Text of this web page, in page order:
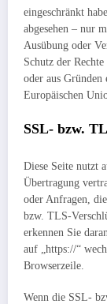
eingeschränkt
abgesehen – nur
Ausübung oder
Schutz der
oder aus
Europäischen
SSL- bzw.
Diese Seite nutzt
Übertragung
oder Anfragen,
bzw. TLS-
erkennen Sie
auf „https://“
Browserzeile.
Wenn die SSL-